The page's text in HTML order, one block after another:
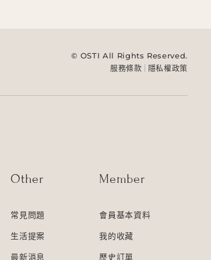
Other
常見問題
生活提案
最新消息
Member
會員基本資料
我的收藏
歷史訂單
© OSTI All Rights Reserved.
服務條款
隱私權政策